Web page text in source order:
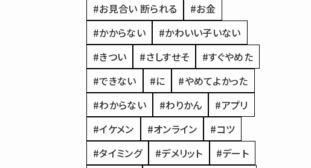
#お見合い 断られる
#お金
#かからない
#かわいい子いない
#きつい
#さしすせそ
#すぐやめた
#できない
#に
#やめてよかった
#わからない
#わりかん
#アプリ
#イケメン
#オンライン
#コツ
#タイミング
#デメリット
#デート